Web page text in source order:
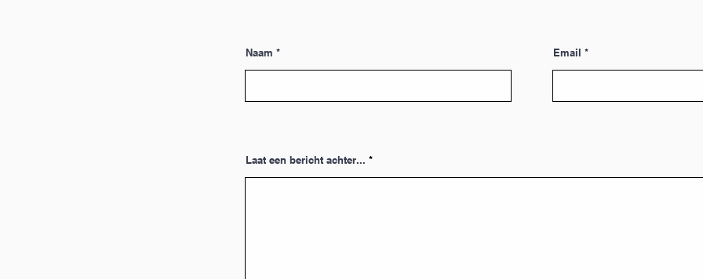
Naam Email
Laat een bericht achter...